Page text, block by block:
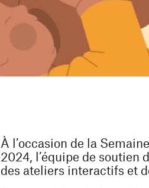
À l’occasion de la
2024, l’équipe de soutien
des ateliers interactifs et